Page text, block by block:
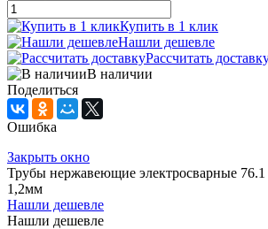
Купить в 1 клик
Нашли дешевле
Рассчитать
В наличии
Поделиться
Ошибка
Закрыть окно
Трубы нержавеющие электросварные 76.1
1,2мм
Нашли дешевле
Нашли дешевле